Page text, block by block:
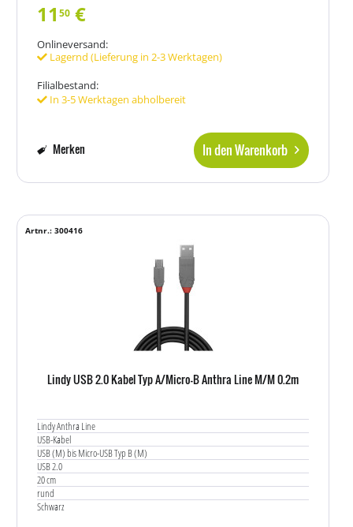
1150 €
Onlineversand:
Lagernd (Lieferung in 2-3 Werktagen)
Filialbestand:
In 3-5 Werktagen abholbereit
In den Warenkorb
Merken
Lindy USB 2.0 Kabel Typ A/Micro-B Anthra Line M/M 0.2m
Lindy Anthra Line
USB-Kabel
USB (M) bis Micro-USB Typ B (M)
USB 2.0
20 cm
rund
Schwarz
Artnr.: 300416